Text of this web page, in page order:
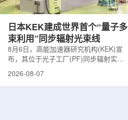
团...
日本KEK建成世界首个“量子多
束利用”同步辐射光束线
8月6日，高能加速器研究机构(KEK)宣
布，其位于光子工厂(PF)同步辐射实验
装置的BL-11A和BL-11B光束线已建成世
2026-08-07